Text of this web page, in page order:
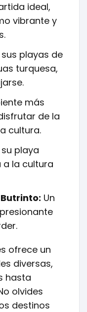
ideal,
vibrante y
playas de
turquesa,
más
de la
cultura.
playa
a la cultura
Un
ofrece un
diversas,
hasta
olvides
destinos